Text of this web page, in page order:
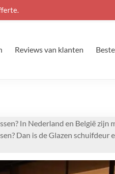
Reviews van klanten
In Nederland en België zijn
Dan is de Glazen schuifdeur